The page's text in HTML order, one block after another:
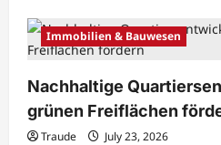
Immobilien & Bauwesen
Nachhaltige
grünen Freiflächen
Traude July 23, 2026